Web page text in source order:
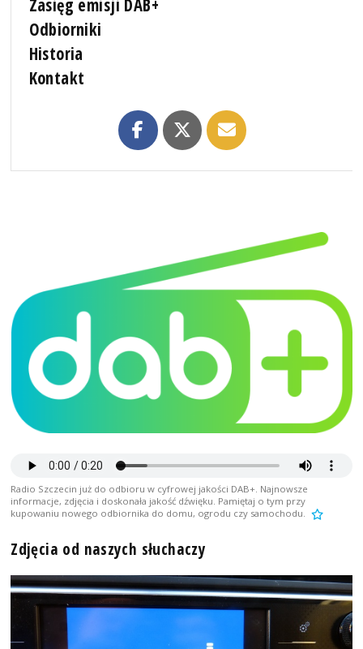
Zasięg emisji DAB+
Odbiorniki
Historia
Kontakt
Radio Szczecin już do odbioru w cyfrowej jakości DAB+. Najnowsze
informacje, zdjęcia i doskonała jakość dźwięku. Pamiętaj o tym przy
kupowaniu nowego odbiornika do domu, ogrodu czy samochodu.
Zdjęcia od naszych słuchaczy